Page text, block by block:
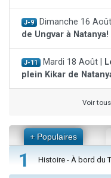
J-9 Dimanche 16 Août
de Ungvar à Natanya!
J-11 Mardi 18 Août |
plein Kikar de
Voir
+ Populaires
1 Histoire - À bord du